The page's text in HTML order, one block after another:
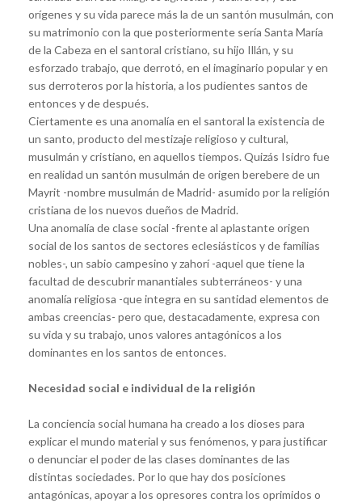
orígenes y su vida parece más la de un santón musulmán, con
su matrimonio con la que posteriormente sería Santa María
de la Cabeza en el santoral cristiano, su hijo Illán, y su
esforzado trabajo, que derrotó, en el imaginario popular y en
sus derroteros por la historia, a los pudientes santos de
entonces y de después.
Ciertamente es una anomalía en el santoral la existencia de
un santo, producto del mestizaje religioso y cultural,
musulmán y cristiano, en aquellos tiempos. Quizás Isidro fue
en realidad un santón musulmán de origen berebere de un
Mayrit -nombre musulmán de Madrid- asumido por la religión
cristiana de los nuevos dueños de Madrid.
Una anomalía de clase social -frente al aplastante origen
social de los santos de sectores eclesiásticos y de familias
nobles-, un sabio campesino y zahorí -aquel que tiene la
facultad de descubrir manantiales subterráneos- y una
anomalía religiosa -que integra en su santidad elementos de
ambas creencias- pero que, destacadamente, expresa con
su vida y su trabajo, unos valores antagónicos a los
dominantes en los santos de entonces.
Necesidad social e individual de la religión
La conciencia social humana ha creado a los dioses para
explicar el mundo material y sus fenómenos, y para justificar
o denunciar el poder de las clases dominantes de las
distintas sociedades. Por lo que hay dos posiciones
antagónicas, apoyar a los opresores contra los oprimidos o